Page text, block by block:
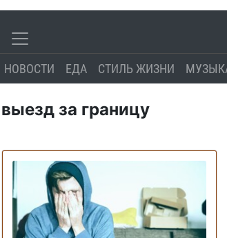
НОВОСТИ ЕДА СТИЛЬ ЖИЗНИ
выезд за границу